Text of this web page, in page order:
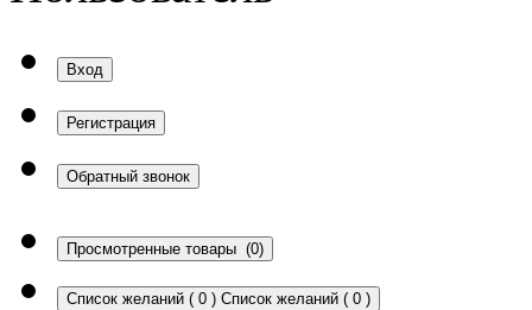
Вход
Регистрация
Обратный звонок
Просмотренные товары (0)
Список желаний ( 0 ) Список желаний ( 0 )